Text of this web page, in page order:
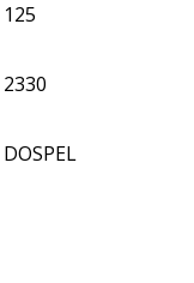
125
2330
DOSPEL